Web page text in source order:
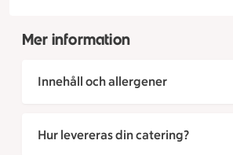
Mer information
Innehåll och allergener
Hur levereras din catering?